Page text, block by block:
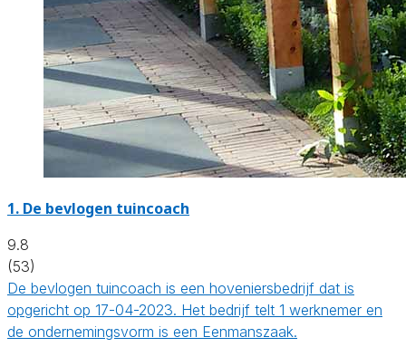
1. De bevlogen tuincoach
9.8
(53)
De bevlogen tuincoach is een hoveniersbedrijf dat is
opgericht op 17-04-2023. Het bedrijf telt 1 werknemer en
de ondernemingsvorm is een Eenmanszaak.